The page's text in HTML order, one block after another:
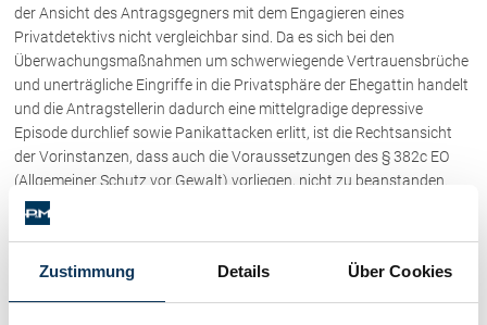
Zustimmung Details Über Cookies
Unternehmensnachfolge in der
Familie
Wichtige Vertragsklauseln bei Kauf-
und Übergabeverträgen
Check dein Recht/Erbrecht
Checklisten: Haus-, Wohnungs- und
Checkliste: Immobilienertragssteuer
Checkliste: GmbH-Gründung
der Ansicht des Antragsgegners mit dem Engagieren eines
Privatdetektivs nicht vergleichbar sind. Da es sich bei den
Überwachungsmaßnahmen um schwerwiegende Vertrauensbrüche
und unerträgliche Eingriffe in die Privatsphäre der Ehegattin handelt
und die Antragstellerin dadurch eine mittelgradige depressive
Episode durchlief sowie Panikattacken erlitt, ist die Rechtsansicht
der Vorinstanzen, dass auch die Voraussetzungen des § 382c EO
(Allgemeiner Schutz vor Gewalt) vorliegen, nicht zu beanstanden.
OGH | 7 Ob 38/23y
(obiger Text entstammt teilweise oder gänzlich aus der vom OGH
veröffentlichten Entscheidungs-Kurzfassung - bisweilen mit
Hervorhebungen bzw. Kürzungen durch uns)